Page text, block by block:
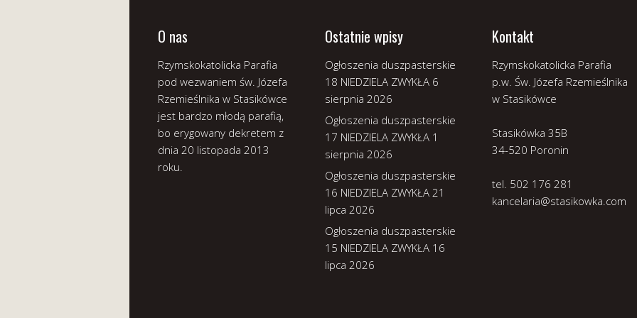
O nas
Rzymskokatolicka Parafia
pod wezwaniem św. Józefa
Rzemieślnika w Stasikówce
jest bardzo młodą parafią,
bo erygowany dekretem z
dnia 20 listopada 2013
roku.
Ostatnie wpisy
Ogłoszenia duszpasterskie
18 NIEDZIELA ZWYKŁA 6
sierpnia 2026
Ogłoszenia duszpasterskie
17 NIEDZIELA ZWYKŁA 1
sierpnia 2026
Ogłoszenia duszpasterskie
16 NIEDZIELA ZWYKŁA 21
lipca 2026
Ogłoszenia duszpasterskie
15 NIEDZIELA ZWYKŁA 16
lipca 2026
Kontakt
Rzymskokatolicka Parafia
p.w. Św. Józefa Rzemieślnika
w Stasikówce
Stasikówka 35B
34-520 Poronin
tel. 502 176 281
kancelaria@stasikowka.com